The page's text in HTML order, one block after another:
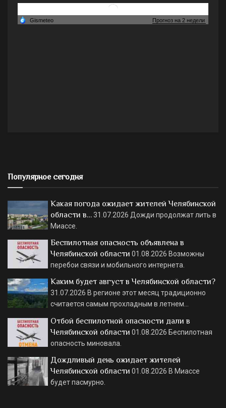
Популярное сегодня
Какая погода ожидает жителей Челябинской
области в…31.07.2026 Дожди продолжат лить в
Миассе.
Беспилотная опасность объявлена в
Челябинской области 01.08.2026 Возможны
перебои связи и мобильного интернета.
Каким будет август в Челябинской области?
31.07.2026 В регионе этот месяц традиционно
считается самым прохладным в летнем…
Отбой беспилотной опасности дали в
Челябинской области 01.08.2026 Беспилотная
опасность миновала.
Дождливый день ожидает жителей
Челябинской области 01.08.2026 В Миассе
будет пасмурно.